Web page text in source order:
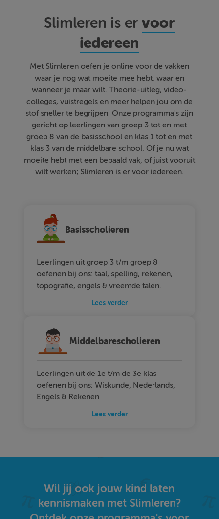
Slimleren is ervoor
iedereen
Met Slimleren oefen je online voor de vakken
waar je nog wat moeite mee hebt, waar en
wanneer je maar wilt. Theorie-uitleg, video-
colleges, vuistregels en meer helpen jou om de
stof sneller te begrijpen. Onze programma's zijn
gericht op leerlingen van groep 3 tot en met
groep 8 van de basisschool en klas 1 tot en met
klas 3 van de middelbare school. Of je nu wat
moeite hebt met een bepaald vak, of juist vooruit
wilt werken; Slimleren is er voor iedereen.
Basisscholieren
Leerlingen uit groep 3 t/m groep 8
oefenen bij ons: taal, spelling, rekenen,
topografie, engels & vreemde talen.
Lees verder
Middelbarescholieren
Leerlingen uit de 1e t/m de 3e klas
oefenen bij ons: Wiskunde, Nederlands,
Engels & Rekenen
Lees verder
Wil jij ook jouw kind laten
kennismaken met Slimleren?